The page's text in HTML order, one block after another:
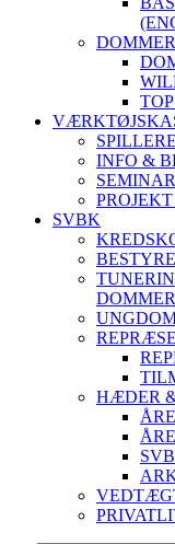
INFO &
SEMINAR
SVBK
HÆDER